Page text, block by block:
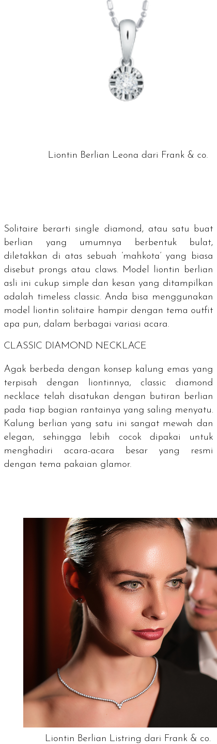
Liontin Berlian Leona dari Frank & co.
Solitaire berarti single diamond, atau satu buat
berlian yang umumnya berbentuk bulat,
diletakkan di atas sebuah ‘mahkota’ yang biasa
disebut prongs atau claws. Model liontin berlian
asli ini cukup simple dan kesan yang ditampilkan
adalah timeless classic. Anda bisa menggunakan
model liontin solitaire hampir dengan tema outfit
apa pun, dalam berbagai variasi acara.
CLASSIC DIAMOND NECKLACE
Agak berbeda dengan konsep kalung emas yang
terpisah dengan liontinnya, classic diamond
necklace telah disatukan dengan butiran berlian
pada tiap bagian rantainya yang saling menyatu.
Kalung berlian yang satu ini sangat mewah dan
elegan, sehingga lebih cocok dipakai untuk
menghadiri acara-acara besar yang resmi
dengan tema pakaian glamor.
Liontin Berlian Listring dari Frank & co.